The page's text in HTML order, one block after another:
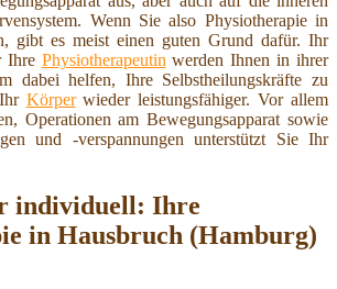
Wenn Sie also Physiotherapie in
gibt es meist einen guten Grund dafür. Ihr
Ihre Physiotherapeutin werden Ihnen in ihrer
dabei helfen, Ihre Selbstheilungskräfte zu
Körperwieder leistungsfähiger. Vor allem
Operationen am Bewegungsapparat sowie
und -verspannungen unterstützt Sie Ihr
individuell: Ihre
in Hausbruch (Hamburg)